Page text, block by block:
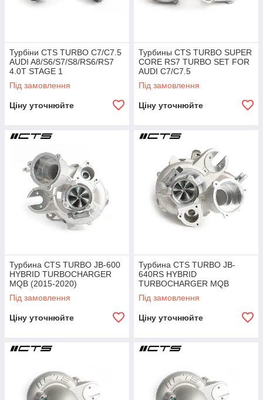
Турбіни CTS TURBO C7/C7.5
AUDI A8/S6/S7/S8/RS6/RS7
4.0T STAGE 1
Під замовлення
Ціну уточнюйте
Турбины CTS TURBO SUPER
CORE RS7 TURBO SET FOR
AUDI C7/C7.5
S6/S7/S8/RS6/RS7 4.0TT
Під замовлення
Ціну уточнюйте
Турбина CTS TURBO JB-600
HYBRID TURBOCHARGER
MQB (2015-2020)
Під замовлення
Ціну уточнюйте
Турбина CTS TURBO JB-
640RS HYBRID
TURBOCHARGER MQB
(2015-2020)
Під замовлення
Ціну уточнюйте